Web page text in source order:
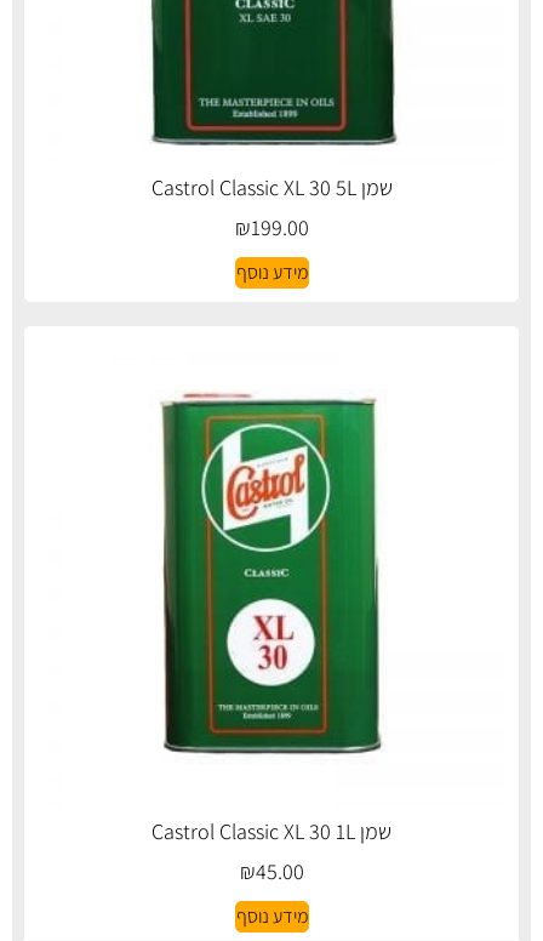
שמן Castrol Classic XL 30 5L
₪199.00
מידע נוסף
שמן Castrol Classic XL 30 1L
₪45.00
מידע נוסף